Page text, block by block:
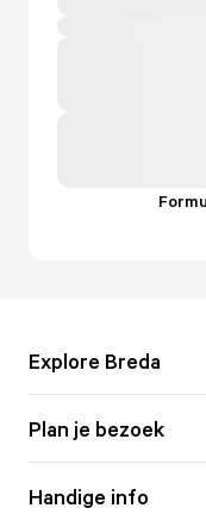
Explore Breda
Plan je bezoek
Handige info